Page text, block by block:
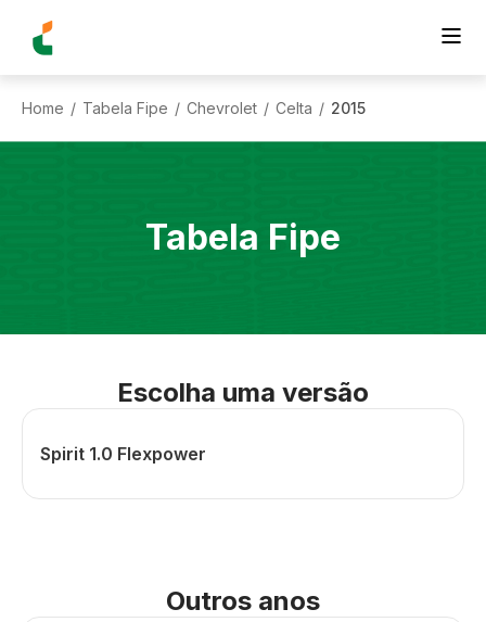
Home / Tabela Fipe / Chevrolet / Celta / 2015
Tabela Fipe
Escolha uma versão
Spirit 1.0 Flexpower
Outros anos